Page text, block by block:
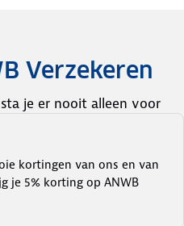
Verzekeren
je er nooit alleen voor
kortingen van ons en van
je 5% korting op ANWB